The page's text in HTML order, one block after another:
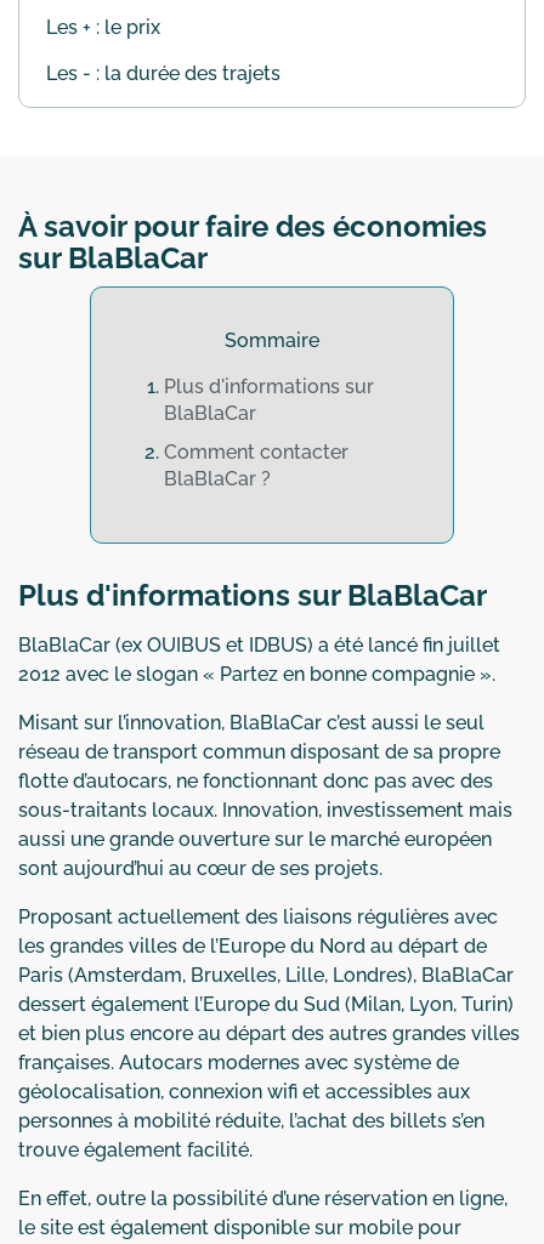
Les + : le prix
Les - : la durée des trajets
À savoir pour faire des économies
sur BlaBlaCar
Sommaire
Plus d'informations sur
BlaBlaCar
Comment contacter
BlaBlaCar ?
Plus d'informations sur BlaBlaCar
BlaBlaCar (ex OUIBUS et IDBUS) a été lancé fin juillet
2012 avec le slogan « Partez en bonne compagnie ».
Misant sur l’innovation, BlaBlaCar c’est aussi le seul
réseau de transport commun disposant de sa propre
flotte d’autocars, ne fonctionnant donc pas avec des
sous-traitants locaux. Innovation, investissement mais
aussi une grande ouverture sur le marché européen
sont aujourd’hui au cœur de ses projets.
Proposant actuellement des liaisons régulières avec
les grandes villes de l’Europe du Nord au départ de
Paris (Amsterdam, Bruxelles, Lille, Londres), BlaBlaCar
dessert également l’Europe du Sud (Milan, Lyon, Turin)
et bien plus encore au départ des autres grandes villes
françaises. Autocars modernes avec système de
géolocalisation, connexion wifi et accessibles aux
personnes à mobilité réduite, l’achat des billets s’en
trouve également facilité.
En effet, outre la possibilité d’une réservation en ligne,
le site est également disponible sur mobile pour